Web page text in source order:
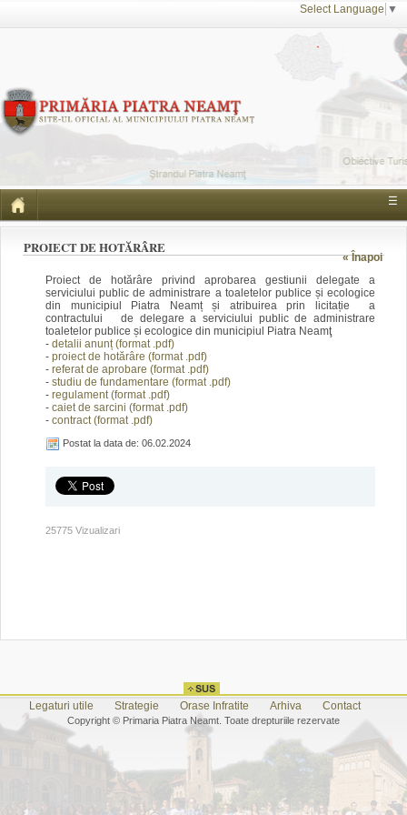
Select Language ▼
☰
« Înapoi
PROIECT DE HOTĂRÂRE
Proiect de hotărâre privind aprobarea gestiunii delegate a
serviciului public de administrare a toaletelor publice și ecologice
din municipiul Piatra Neamț și atribuirea prin licitație a
contractului de delegare a serviciului public de administrare
toaletelor publice și ecologice din municipiul Piatra Neamţ
- detalii anunț (format .pdf)
- proiect de hotărâre (format .pdf)
- referat de aprobare (format .pdf)
- studiu de fundamentare (format .pdf)
- regulament (format .pdf)
- caiet de sarcini (format .pdf)
- contract (format .pdf)
Postat la data de: 06.02.2024
25775 Vizualizari
Legaturi utile Strategie Orase Infratite Arhiva Contact
Copyright © Primaria Piatra Neamt. Toate drepturiile rezervate